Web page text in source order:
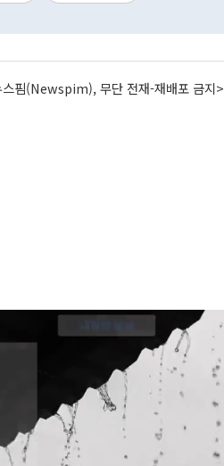
스핌(Newspim), 무단 전재-재배포 금지>